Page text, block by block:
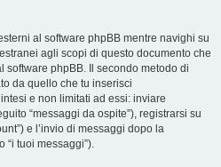
al software phpBB mentre navighi su
agli scopi di questo documento che
software phpBB. Il secondo metodo di
da quello che tu inserisci
e non limitati ad essi: inviare
“messaggi da ospite”), registrarsi su
e l’invio di messaggi dopo la
“i tuoi messaggi”).